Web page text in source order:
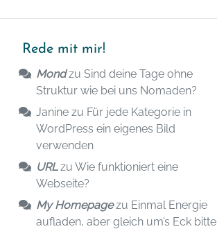
Rede mit mir!
Mondzu Sind deine Tage ohne
Struktur wie bei uns Nomaden?
Janine zu Für jede Kategorie in
WordPress ein eigenes Bild
verwenden
URLzu Wie funktioniert eine
Webseite?
My Homepagezu Einmal Energie
aufladen, aber gleich um’s Eck bitte